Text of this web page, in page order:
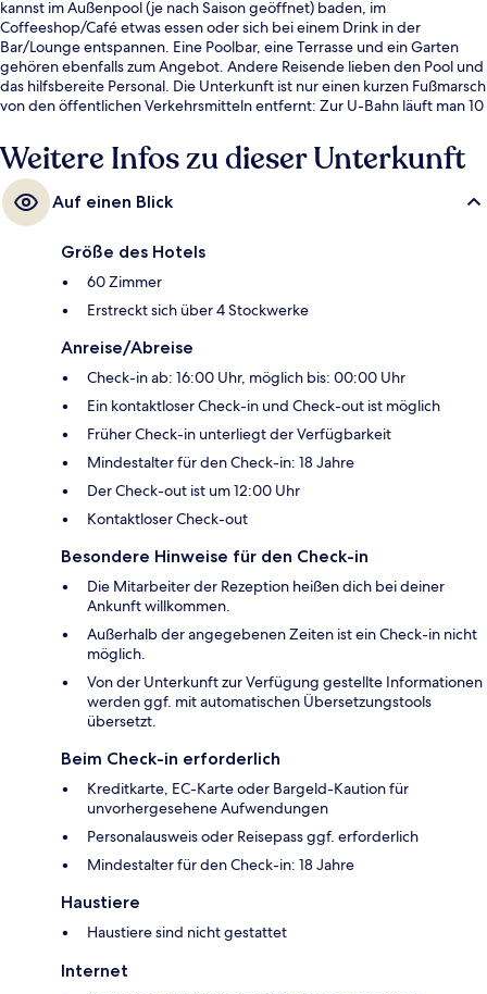
kannst im Außenpool (je nach Saison geöffnet) baden, im
Coffeeshop/Café etwas essen oder sich bei einem Drink in der
Bar/Lounge entspannen. Eine Poolbar, eine Terrasse und ein Garten
gehören ebenfalls zum Angebot. Andere Reisende lieben den Pool und
das hilfsbereite Personal. Die Unterkunft ist nur einen kurzen Fußmarsch
von den öffentlichen Verkehrsmitteln entfernt: Zur U-Bahn läuft man 10
(Straßenbahnhaltestelle Plaza Nueva).
Weitere Infos zu dieser Unterkunft
Auf einen Blick
Größe des Hotels
60 Zimmer
Erstreckt sich über 4 Stockwerke
Anreise/Abreise
Check-in ab: 16:00 Uhr, möglich bis: 00:00 Uhr
Ein kontaktloser Check-in und Check-out ist möglich
Früher Check-in unterliegt der Verfügbarkeit
Mindestalter für den Check-in: 18 Jahre
Der Check-out ist um 12:00 Uhr
Kontaktloser Check-out
Besondere Hinweise für den Check-in
Die Mitarbeiter der Rezeption heißen dich bei deiner
Ankunft willkommen.
Außerhalb der angegebenen Zeiten ist ein Check-in nicht
möglich.
Von der Unterkunft zur Verfügung gestellte Informationen
werden ggf. mit automatischen Übersetzungstools
übersetzt.
Beim Check-in erforderlich
Kreditkarte, EC-Karte oder Bargeld-Kaution für
unvorhergesehene Aufwendungen
Personalausweis oder Reisepass ggf. erforderlich
Mindestalter für den Check-in: 18 Jahre
Haustiere
Haustiere sind nicht gestattet
Internet